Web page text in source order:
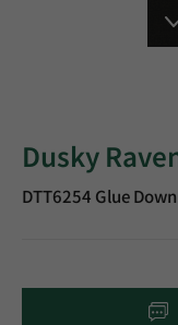
Dusky Raven,
Dusky
DTT6254 Glue Down